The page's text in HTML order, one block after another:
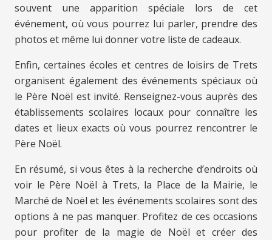
souvent une apparition spéciale lors de cet
événement, où vous pourrez lui parler, prendre des
photos et même lui donner votre liste de cadeaux.
Enfin, certaines écoles et centres de loisirs de Trets
organisent également des événements spéciaux où
le Père Noël est invité. Renseignez-vous auprès des
établissements scolaires locaux pour connaître les
dates et lieux exacts où vous pourrez rencontrer le
Père Noël.
En résumé, si vous êtes à la recherche d’endroits où
voir le Père Noël à Trets, la Place de la Mairie, le
Marché de Noël et les événements scolaires sont des
options à ne pas manquer. Profitez de ces occasions
pour profiter de la magie de Noël et créer des